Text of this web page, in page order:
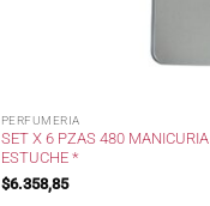
PERFUMERIA
SET X 6 PZAS 480 MANICURIA
ESTUCHE *
$6.358,85